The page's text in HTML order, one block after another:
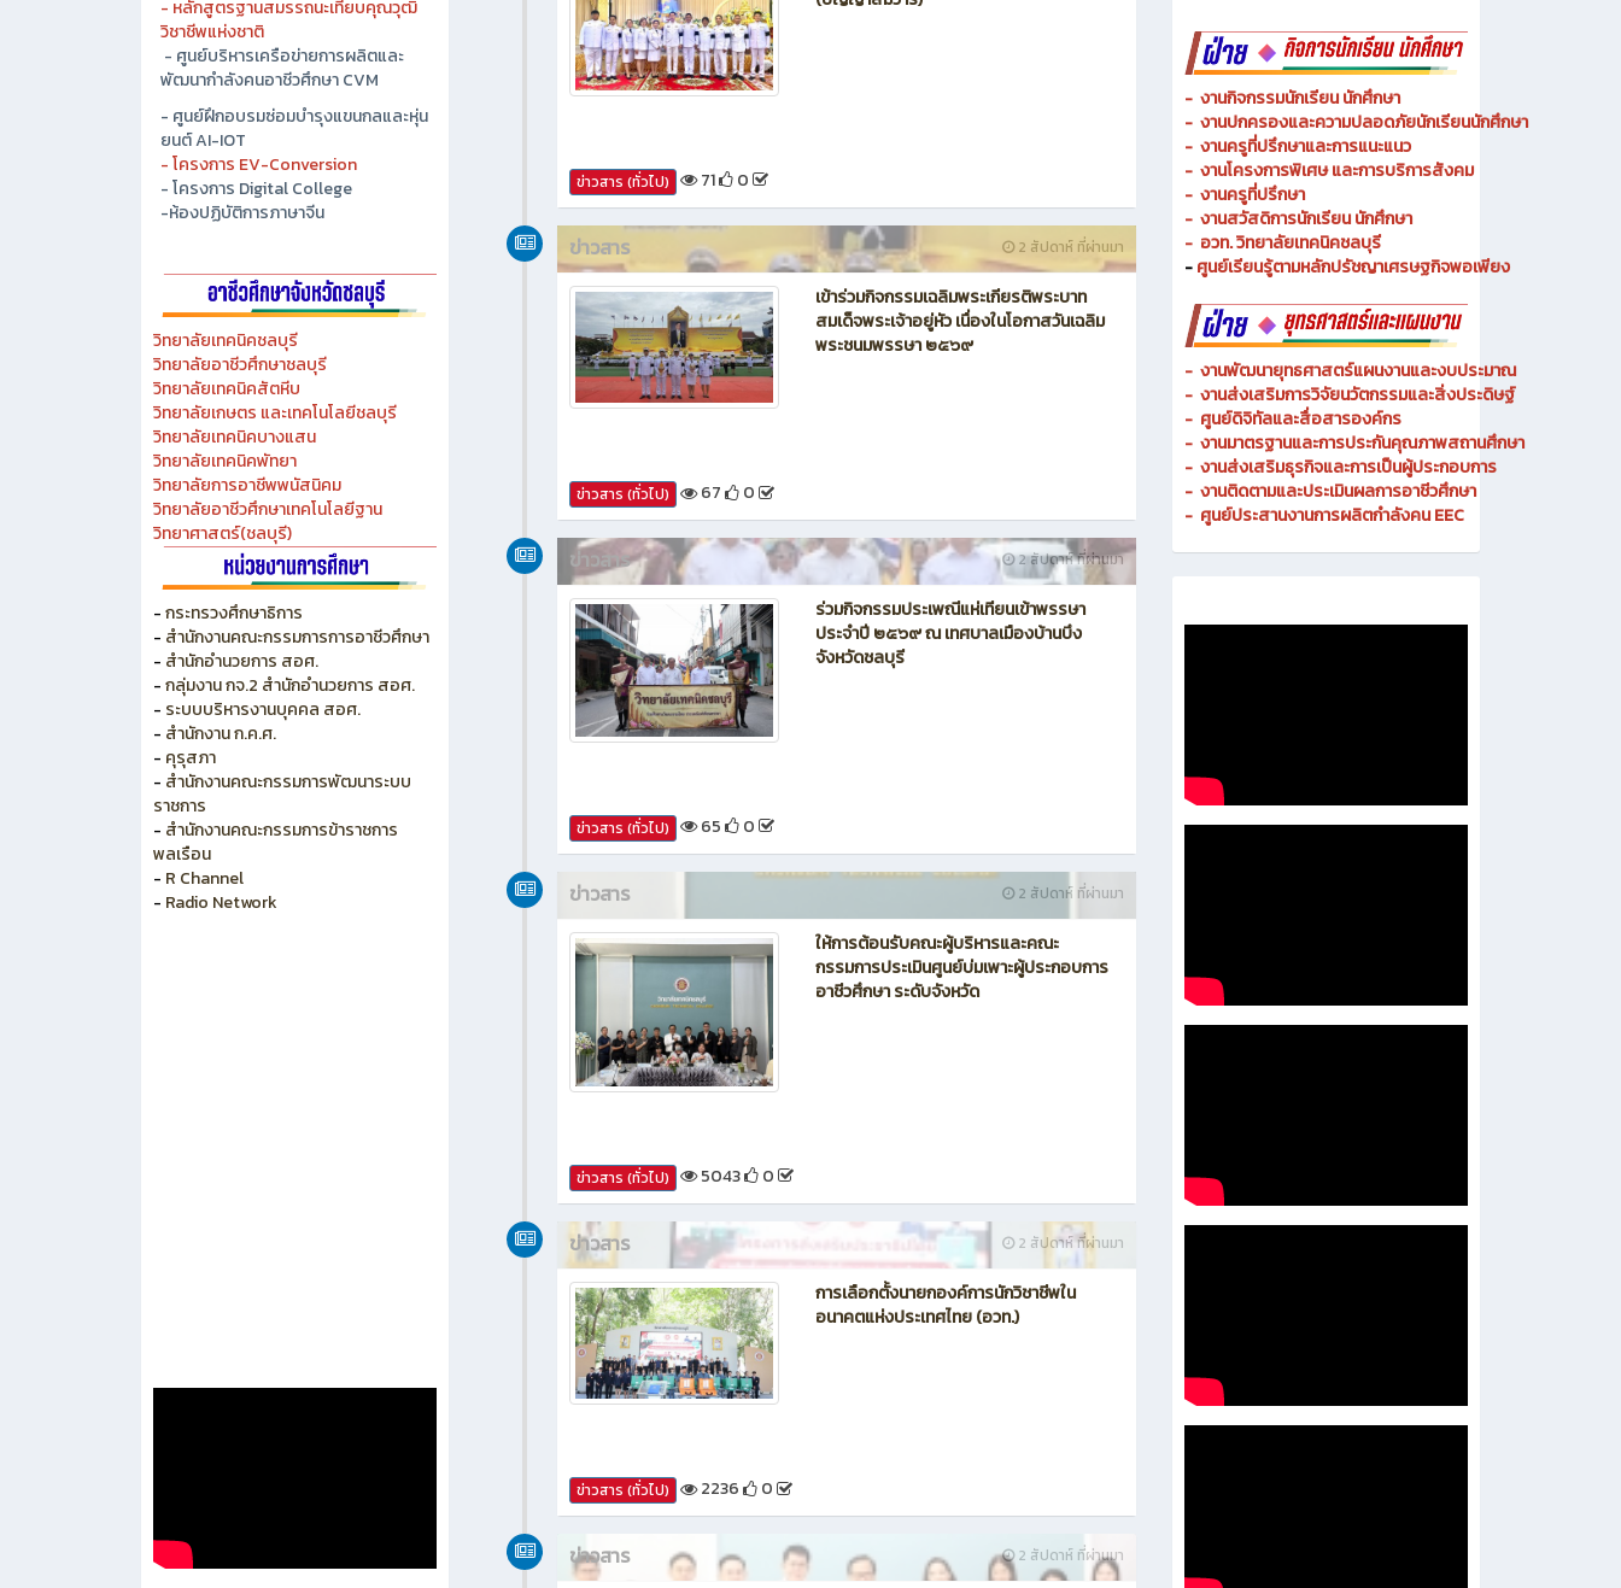
- ศูนย์ปัญญาประดิษฐ์เพื่ออุตสาหกรรม
วิทยาลัยเทคนิคชลบุรี
- หลักสูตรฐานสมรรถนะเทียบคุณวุฒิ
วิชาชีพแห่งชาติ
- ศูนย์บริหารเครือข่ายการผลิตและ
พัฒนากำลังคนอาชีวศึกษา CVM
- ศูนย์ฝึกอบรมซ่อมบำรุงแขนกลและหุ่น
- โครงการ Digital College
-ห้องปฏิบัติการภาษาจีน
วิทยาลัยเทคนิคชลบุรี
วิทยาลัยอาชีวศึกษาชลบุรี
วิทยาลัยเทคนิคสัตหีบ
วิทยาลัยเกษตร และเทคโนโลยีชลบุรี
วิทยาลัยเทคนิคบางแสน
วิทยาลัยเทคนิคพัทยา
วิทยาลัยการอาชีพพนัสนิคม
วิทยาลัยอาชีวศึกษาเทคโนโลยีฐาน
วิทยาศาสตร์(ชลบุรี)
- กระทรวงศึกษาธิการ
- สำนักงานคณะกรรมการการอาชีวศึกษา
- สำนักอำนวยการ สอศ.
- กลุ่มงาน กจ.2 สำนักอำนวยการ สอศ.
-ระบบบริหารงานบุคคล สอศ.
- สำนักงาน ก.ค.ศ.
-คุรุสภา
- สำนักงานคณะกรรมการพัฒนาระบบ
ราชการ
ข่าวสาร
ข่าวสาร (ทั่วไป) 71 0
ข่าวสาร
ข่าวสาร (ทั่วไป) 67 0
ข่าวสาร
ข่าวสาร (ทั่วไป) 65 0
5043 0
ข่าวสาร
- งานการศึกษาพิเศษและความเสมอภาคทางการศึกษา
- งานพัฒนาหลักสูตรสายเทคโนโลยีหรือสายปฏิบัติ
การ
- งานกิจกรรมนักเรียน นักศึกษา
- งานปกครองและความปลอดภัยนักเรียนนักศึกษา
- งานครูที่ปรึกษาและการแนะแนว
-งานโครงการพิเศษ และการบริการสังคม
-งานสวัสดิการนักเรียน นักศึกษา
-อวท. วิทยาลัยเทคนิคชลบุรี
- ศูนย์เรียนรู้ตามหลักปรัชญาเศรษฐกิจพอเพียง
- งานพัฒนายุทธศาสตร์แผนงานและงบประมาณ
- งานส่งเสริมการวิจัยนวัตกรรมและสิ่งประดิษฐ์
- ศูนย์ดิจิทัลและสื่อสารองค์กร